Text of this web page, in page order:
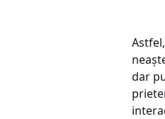
dar